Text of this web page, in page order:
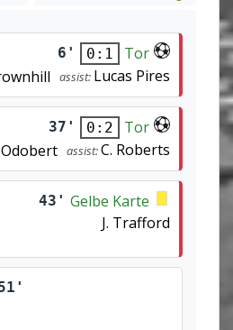
6' 0:1
Tor
assist: Lucas Pires
37' 0:2
Tor
assist:C. Roberts
43' Gelbe Karte
J. Trafford